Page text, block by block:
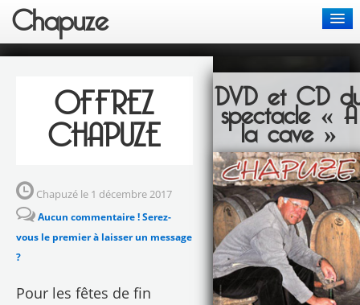
Chapuze
Actus
Chansons
Spectacles
Contact
OFFREZ
CHAPUZE
Chapuzé le 1 décembre 2017
Aucun commentaire ! Serez-
vous le premier à laisser un message
?
Pour les fêtes de fin
DVD et CD
spectacle « A
la cave »